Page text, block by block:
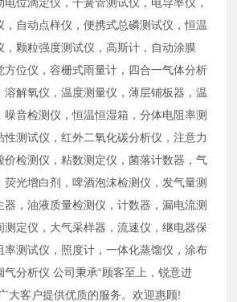
，自动点样仪，便携式总磷测试仪，恒温
，颗粒强度测试仪，高斯计，自动涂膜
方位仪，容栅式雨量计，四合一气体分析
溶解氧仪，温度测量仪，薄层铺板器，温
噪音检测仪，恒温恒湿箱，分体电阻率测
性测试仪，红外二氧化碳分析仪，注意力
价检测仪，粘数测定仪，菌落计数器，气
光增白剂，啤酒泡沫检测仪，发气量测
，油液质量检测仪，计数器，漏电流测
测定仪，大气采样器，流速仪，继电器保
率测试仪，照度计，一体化蒸馏仪，涂布
气分析仪 公司秉承“顾客至上，锐意进
大客户提供优质的服务。欢迎惠顾!